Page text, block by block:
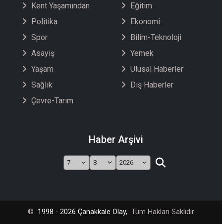
Kent Yaşamından
Politika
Spor
Asayiş
Yaşam
Sağlık
Çevre-Tarım
Eğitim
Ekonomi
Bilim-Teknoloji
Yemek
Ulusal Haberler
Dış Haberler
Haber Arşivi
© 1998 - 2026 Çanakkale Olay, Tüm Hakları Saklıdır